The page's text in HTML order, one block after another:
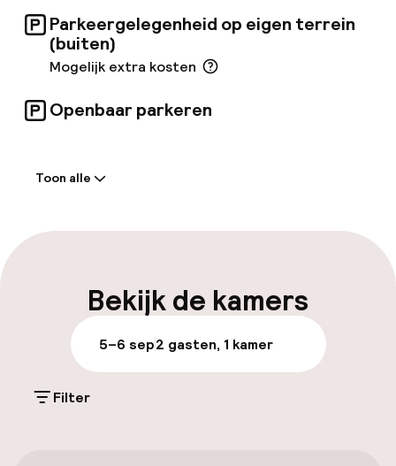
ontbijt zijn 24/7 te koop.
Parkeergelegenheid op eigen terrein
(buiten)
Mogelijk extra kosten
Openbaar parkeren
Self-service inchecken (kiosk)
Meertalige medewerkers
Bagageruimte
Toon alle
Bekijk de kamers
5–6 sep2 gasten, 1 kamer
Filter